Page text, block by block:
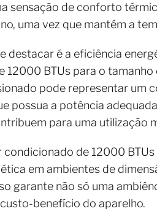
sensação de conforto
uma vez que mantém a
destacar é a eficiência
12000 BTUs para o
pode representar um
possua a potência
para uma utilização
condicionado de 12000
em ambientes de
garante não só uma
benefício do aparelho.